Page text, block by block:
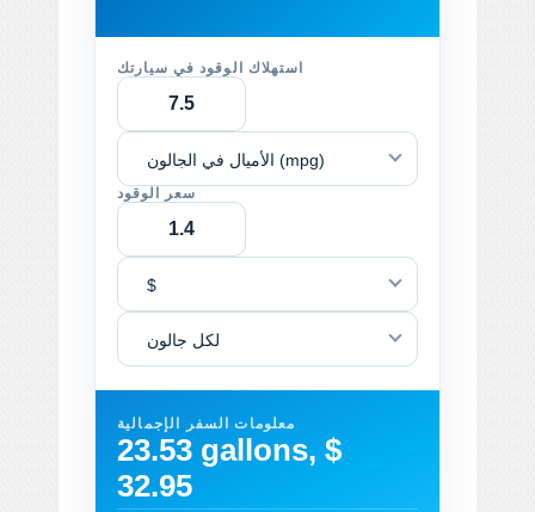
استهلاك الوقود في سيارتك
الأميال في الجالون (mpg)
سعر الوقود
$
لكل جالون
معلومات السفر الإجمالية
23.53 gallons, $
32.95